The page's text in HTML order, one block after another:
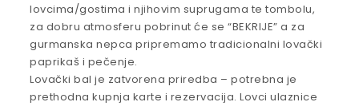
lovcima/gostima i njihovim suprugama te tombolu,
za dobru atmosferu pobrinut će se “BEKRIJE” a za
gurmanska nepca pripremamo tradicionalni lovački
paprikaš i pečenje.
Lovački bal je zatvorena priredba – potrebna je
prethodna kupnja karte i rezervacija. Lovci ulaznice